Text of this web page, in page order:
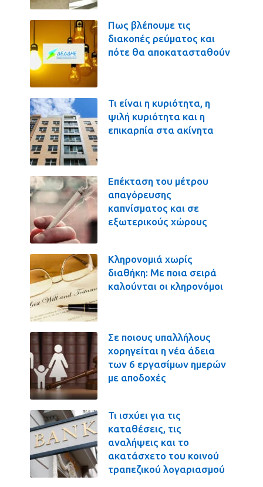
Πως βλέπουμε τις
διακοπές ρεύματος και
πότε θα αποκατασταθούν
Τι είναι η κυριότητα, η
ψιλή κυριότητα και η
επικαρπία στα ακίνητα
Επέκταση του μέτρου
απαγόρευσης
καπνίσματος και σε
εξωτερικούς χώρους
Κληρονομιά χωρίς
διαθήκη: Με ποια σειρά
καλούνται οι κληρονόμοι
Σε ποιους υπαλλήλους
χορηγείται η νέα άδεια
των 6 εργασίμων ημερών
με αποδοχές
Τι ισχύει για τις
καταθέσεις, τις
αναλήψεις και το
ακατάσχετο του κοινού
τραπεζικού λογαριασμού